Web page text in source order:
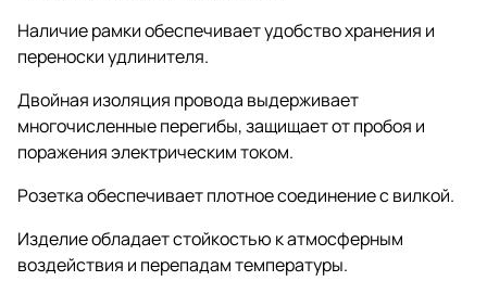
Наличие рамки обеспечивает удобство хранения и
переноски удлинителя.
Двойная изоляция провода выдерживает
многочисленные перегибы, защищает от пробоя и
поражения электрическим током.
Розетка обеспечивает плотное соединение с вилкой.
Изделие обладает стойкостью к атмосферным
воздействия и перепадам температуры.